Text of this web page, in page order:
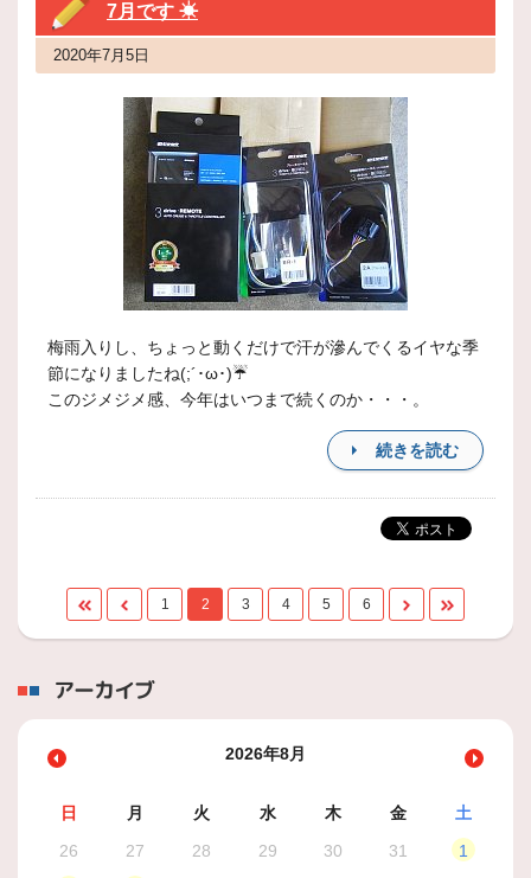
7月です ☀
2020年7月5日
梅雨入りし、ちょっと動くだけで汗が滲んでくるイヤな季
節になりましたね(;´･ω･)☔
このジメジメ感、今年はいつまで続くのか・・・。
続きを読む
1 2 3 4 5 6
アーカイブ
2026年8月
日 月 火 水 木 金
土
26
27 28 29 30 31
1